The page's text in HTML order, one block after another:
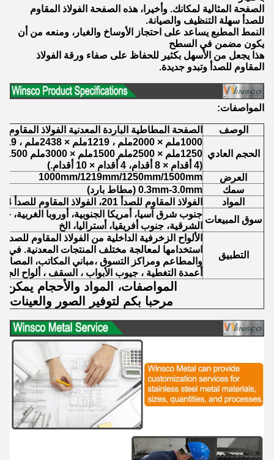
الصفحة المثالية لمكانك. وأخيرا، هذه الصفحة الفولاذ المقاوم
للصدأ سهلة التنظيف والصيانة.
النمط المطبع يساعد على احتجاز الأوساخ والغبار، ومنعه من أن
يكون مضمن في السطح
هذا يجعل من الأسهل بكثير للحفاظ على صفاء ورقة الفولاذ
المقاوم للصدأ وتبدو جديدة.
المواصفات:
الوصف الصفحة المطاطية الباردة المعدنية الفولاذ المقاوم
الحجم العادي
1000ملم × 2000ملم ، 1219ملم × 2438ملم ، 1219ملم × 3048ملم
1250ملم × 2500ملم 1500ملم × 3000ملم 1500ملم × 6000ملم
(4 أقدام × 8 أقدام، 4 أقدام × 10 أقدام.)
العرض
1000mm/1219mm/1250mm/1500mm
سمك
0.3mm-3.0mm (مطاط بارد)
المواد
الفولاذ المقاوم للصدأ 201، الفولاذ المقاوم للصدأ 304، الفولاذ المقاوم للصدأ 316.
سوق المبيعات
جنوب شرق آسيا، أمريكا الجنوبية، أوروبا الغربية،
الشرقية، جنوب أفريقيا، أستراليا، الخ
التطبيق
الألواح الزخرفية الداخلية من الفولاذ المقاوم
استخدامها لمعالجة مختلف المنتجات المعدنية. في
والمطاعم ومراكز التسوق ،مباني المكاتب،
أعمدة التغطية ، جيوب الأبواب ، السقف ، ألواح
المواصفات، المواد والأحجام
مرحبا بكم لتوفير الصور والعينات